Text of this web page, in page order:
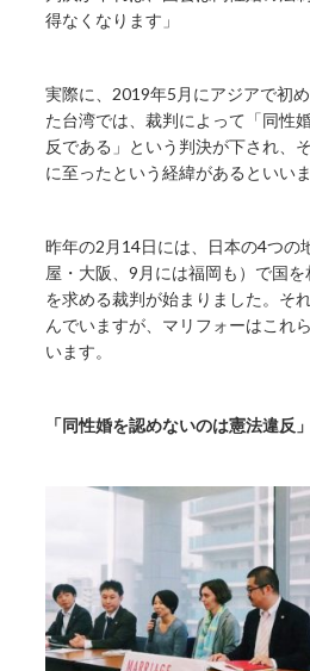
得なくなります」
実際に、2019年5月にアジアで初
た台湾では、裁判によって「同性
反である」という判決が下され、
に至ったという経緯があるといいま
昨年の2月14日には、日本の4つの
屋・大阪、9月には福岡も）で国
を求める裁判が始まりました。そ
んでいますが、マリフォーはこれ
います。
「同性婚を認めないのは憲法違反」